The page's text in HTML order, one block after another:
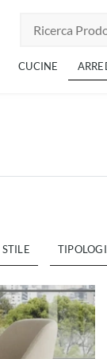
CUCINE
STILE